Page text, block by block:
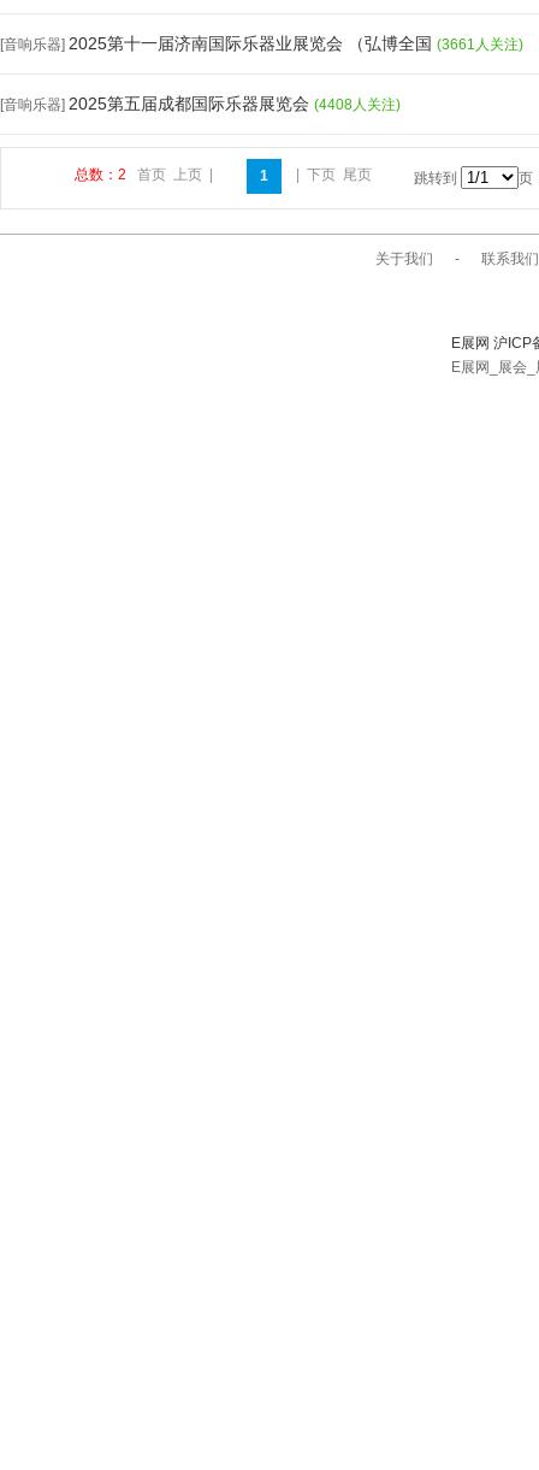
[音响乐器] 2025第十一届济南国际乐器业展览会 （弘博全国 (3661人关注)
[音响乐器] 2025第五届成都国际乐器展览会 (4408人关注)
总数：2 首页 上页 1 下页 尾页 跳转到 页
关于我们 - 联系我们
E展网 沪
E展网_展会